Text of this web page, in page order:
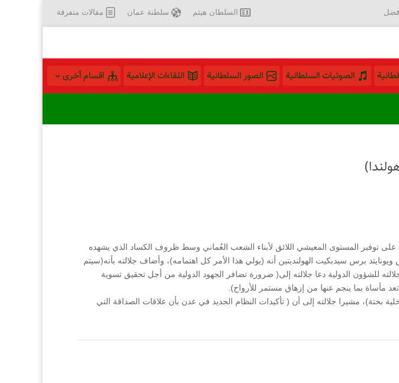
السلطان هيثم سلطنة عمان مقالات متفرقة
الصوتيات السلطانية الصور السلطانية اللقاءات الإعلامية اقسام أخرى
المستوى المعيشي اللائق لأبناء الشعب العُماني وسط ظروف الكساد الذي يشهده
برس سيدبكيت الهولنديتين أنه (يولي هذا الأمر كل اهتمامه)، وأضاف جلالته بأنه(سيتم
للشؤون الدولية دعا جلالته إلى( ضرورة تضافر الجهود الدولية من أجل تحقيق تسوية
مأساة بما ينجم عنها من إزهاق مستمر للأرواح).
بحتة)، مشيرا جلالته إلى أن ( تأكيدات النظام الجديد في عدن بأن علاقات الصداقة التي